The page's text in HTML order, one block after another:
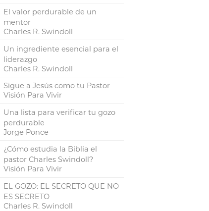
El valor perdurable de un
mentor
Charles R. Swindoll
Un ingrediente esencial para el
liderazgo
Charles R. Swindoll
Sigue a Jesús como tu Pastor
Visión Para Vivir
Una lista para verificar tu gozo
perdurable
Jorge Ponce
¿Cómo estudia la Biblia el
pastor Charles Swindoll?
Visión Para Vivir
EL GOZO: EL SECRETO QUE NO
ES SECRETO
Charles R. Swindoll